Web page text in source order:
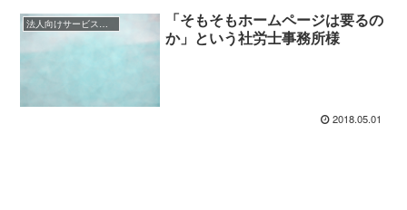
「そもそもホームページは要るの
か」という社労士事務所様
2018.05.01